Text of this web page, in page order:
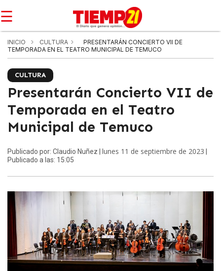
☰
INICIO CULTURA
PRESENTARÁN CONCIERTO VII DE
TEMPORADA EN EL TEATRO MUNICIPAL DE TEMUCO
CULTURA
Presentarán Concierto VII de
Temporada en el Teatro
Municipal de Temuco
Publicado por: Claudio Nuñez | lunes 11 de septiembre de 2023
Publicado a las: 15:05